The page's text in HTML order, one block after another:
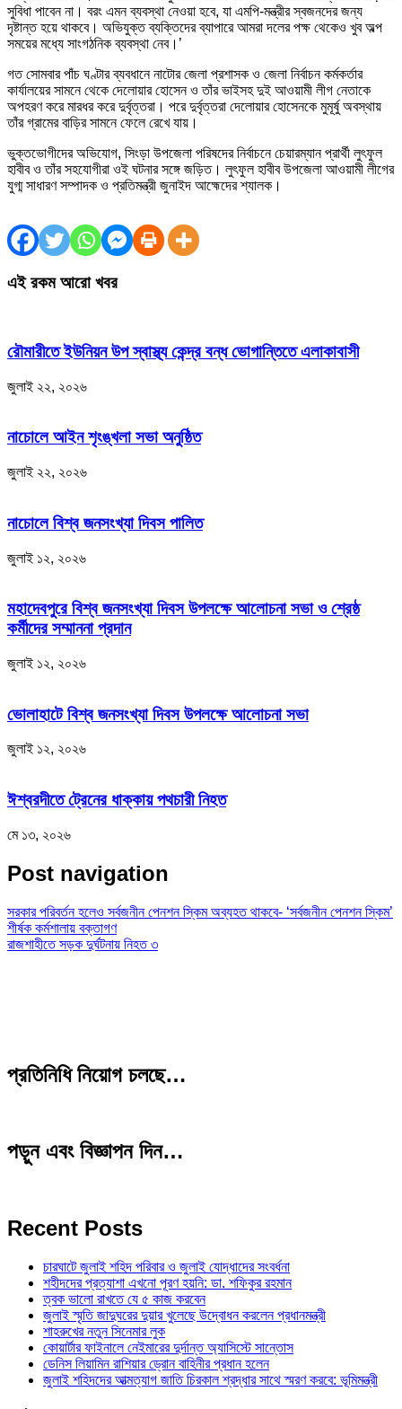
সুবিধা পাবেন না। বরং এমন ব্যবস্থা নেওয়া হবে, যা এমপি-মন্ত্রীর স্বজনদের জন্য
দৃষ্টান্ত হয়ে থাকবে। অভিযুক্ত ব্যক্তিদের ব্যাপারে আমরা দলের পক্ষ থেকেও খুব অল্প
সময়ের মধ্যে সাংগঠনিক ব্যবস্থা নেব।’
গত সোমবার পাঁচ ঘণ্টার ব্যবধানে নাটোর জেলা প্রশাসক ও জেলা নির্বাচন কর্মকর্তার
কার্যালয়ের সামনে থেকে দেলোয়ার হোসেন ও তাঁর ভাইসহ দুই আওয়ামী লীগ নেতাকে
অপহরণ করে মারধর করে দুর্বৃত্তরা। পরে দুর্বৃত্তরা দেলোয়ার হোসেনকে মুমূর্ষু অবস্থায়
তাঁর গ্রামের বাড়ির সামনে ফেলে রেখে যায়।
ভুক্তভোগীদের অভিযোগ, সিংড়া উপজেলা পরিষদের নির্বাচনে চেয়ারম্যান প্রার্থী লুৎফুল
হাবীব ও তাঁর সহযোগীরা ওই ঘটনার সঙ্গে জড়িত। লুৎফুল হাবীব উপজেলা আওয়ামী লীগের
যুগ্ম সাধারণ সম্পাদক ও প্রতিমন্ত্রী জুনাইদ আহ্মেদের শ্যালক।
এই রকম আরো খবর
রৌমারীতে ইউনিয়ন উপ স্বাস্থ্য কেন্দ্র বন্ধ ভোগান্তিতে এলাকাবাসী
জুলাই ২২, ২০২৬
নাচোলে আইন শৃংঙ্খলা সভা অনুষ্ঠিত
জুলাই ২২, ২০২৬
নাচোলে বিশ্ব জনসংখ্যা দিবস পালিত
জুলাই ১২, ২০২৬
মহাদেবপুরে বিশ্ব জনসংখ্যা দিবস উপলক্ষে আলোচনা সভা ও শ্রেষ্ঠ
কর্মীদের সম্মাননা প্রদান
জুলাই ১২, ২০২৬
ভোলাহাটে বিশ্ব জনসংখ্যা দিবস উপলক্ষে আলোচনা সভা
জুলাই ১২, ২০২৬
ঈশ্বরদীতে ট্রেনের ধাক্কায় পথচারী নিহত
মে ১৩, ২০২৬
Post navigation
সরকার পরিবর্তন হলেও সর্বজনীন পেনশন স্কিম অব্যহত থাকবে- ‘সর্বজনীন পেনশন স্কিম’
শীর্ষক কর্মশালায় বক্তাগণ
রাজশাহীতে সড়ক দুর্ঘটনায় নিহত ৩
প্রতিনিধি নিয়োগ চলছে…
পড়ুন এবং বিজ্ঞাপন দিন…
Recent Posts
চারঘাটে জুলাই শহিদ পরিবার ও জুলাই যোদ্ধাদের সংবর্ধনা
শহীদদের প্রত্যাশা এখনো পূরণ হয়নি: ডা. শফিকুর রহমান
ত্বক ভালো রাখতে যে ৫ কাজ করবেন
জুলাই স্মৃতি জাদুঘরের দুয়ার খুলেছে উদ্বোধন করলেন প্রধানমন্ত্রী
শাহরুখের নতুন সিনেমার লুক
কোয়ার্টার ফাইনালে নেইমারের দুর্দান্ত অ্যাসিস্টে সান্তোস
ডেনিস লিয়ামিন রাশিয়ার ড্রোন বাহিনীর প্রধান হলেন
জুলাই শহিদদের আত্মত্যাগ জাতি চিরকাল শ্রদ্ধার সাথে স্মরণ করবে: ভূমিমন্ত্রী